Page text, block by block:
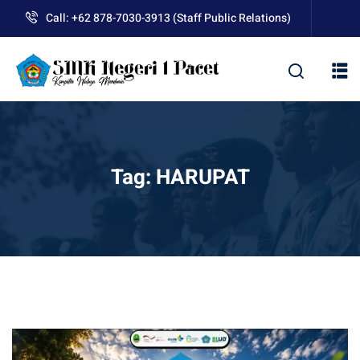
content
Call: +62 878-7030-3913 (Staff Public Relations)
Tag: HARUPAT